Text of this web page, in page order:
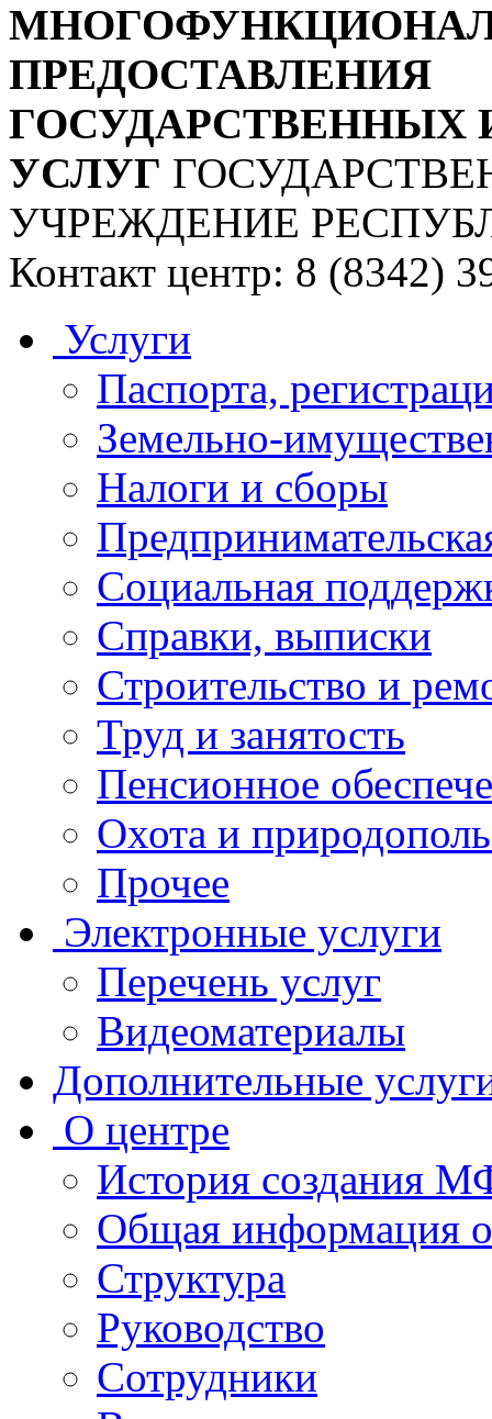
ПРЕДОСТАВЛЕНИЯ
УСЛУГ
УЧРЕЖДЕНИЕ
Контакт центр: 8 (8342)
Услуги
Паспорта,
Земельно-
Налоги и сборы
Социальная
Справки, выписки
Строительство и
Труд и занятость
Пенсионное
Охота и
Прочее
Электронные услуги
Перечень услуг
Видеоматериалы
Дополнительные
О центре
История создания
Общая
Структура
Руководство
Сотрудники